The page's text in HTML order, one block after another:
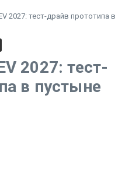
2027: тест-драйв прототипа в
2027: тест-
в пустыне